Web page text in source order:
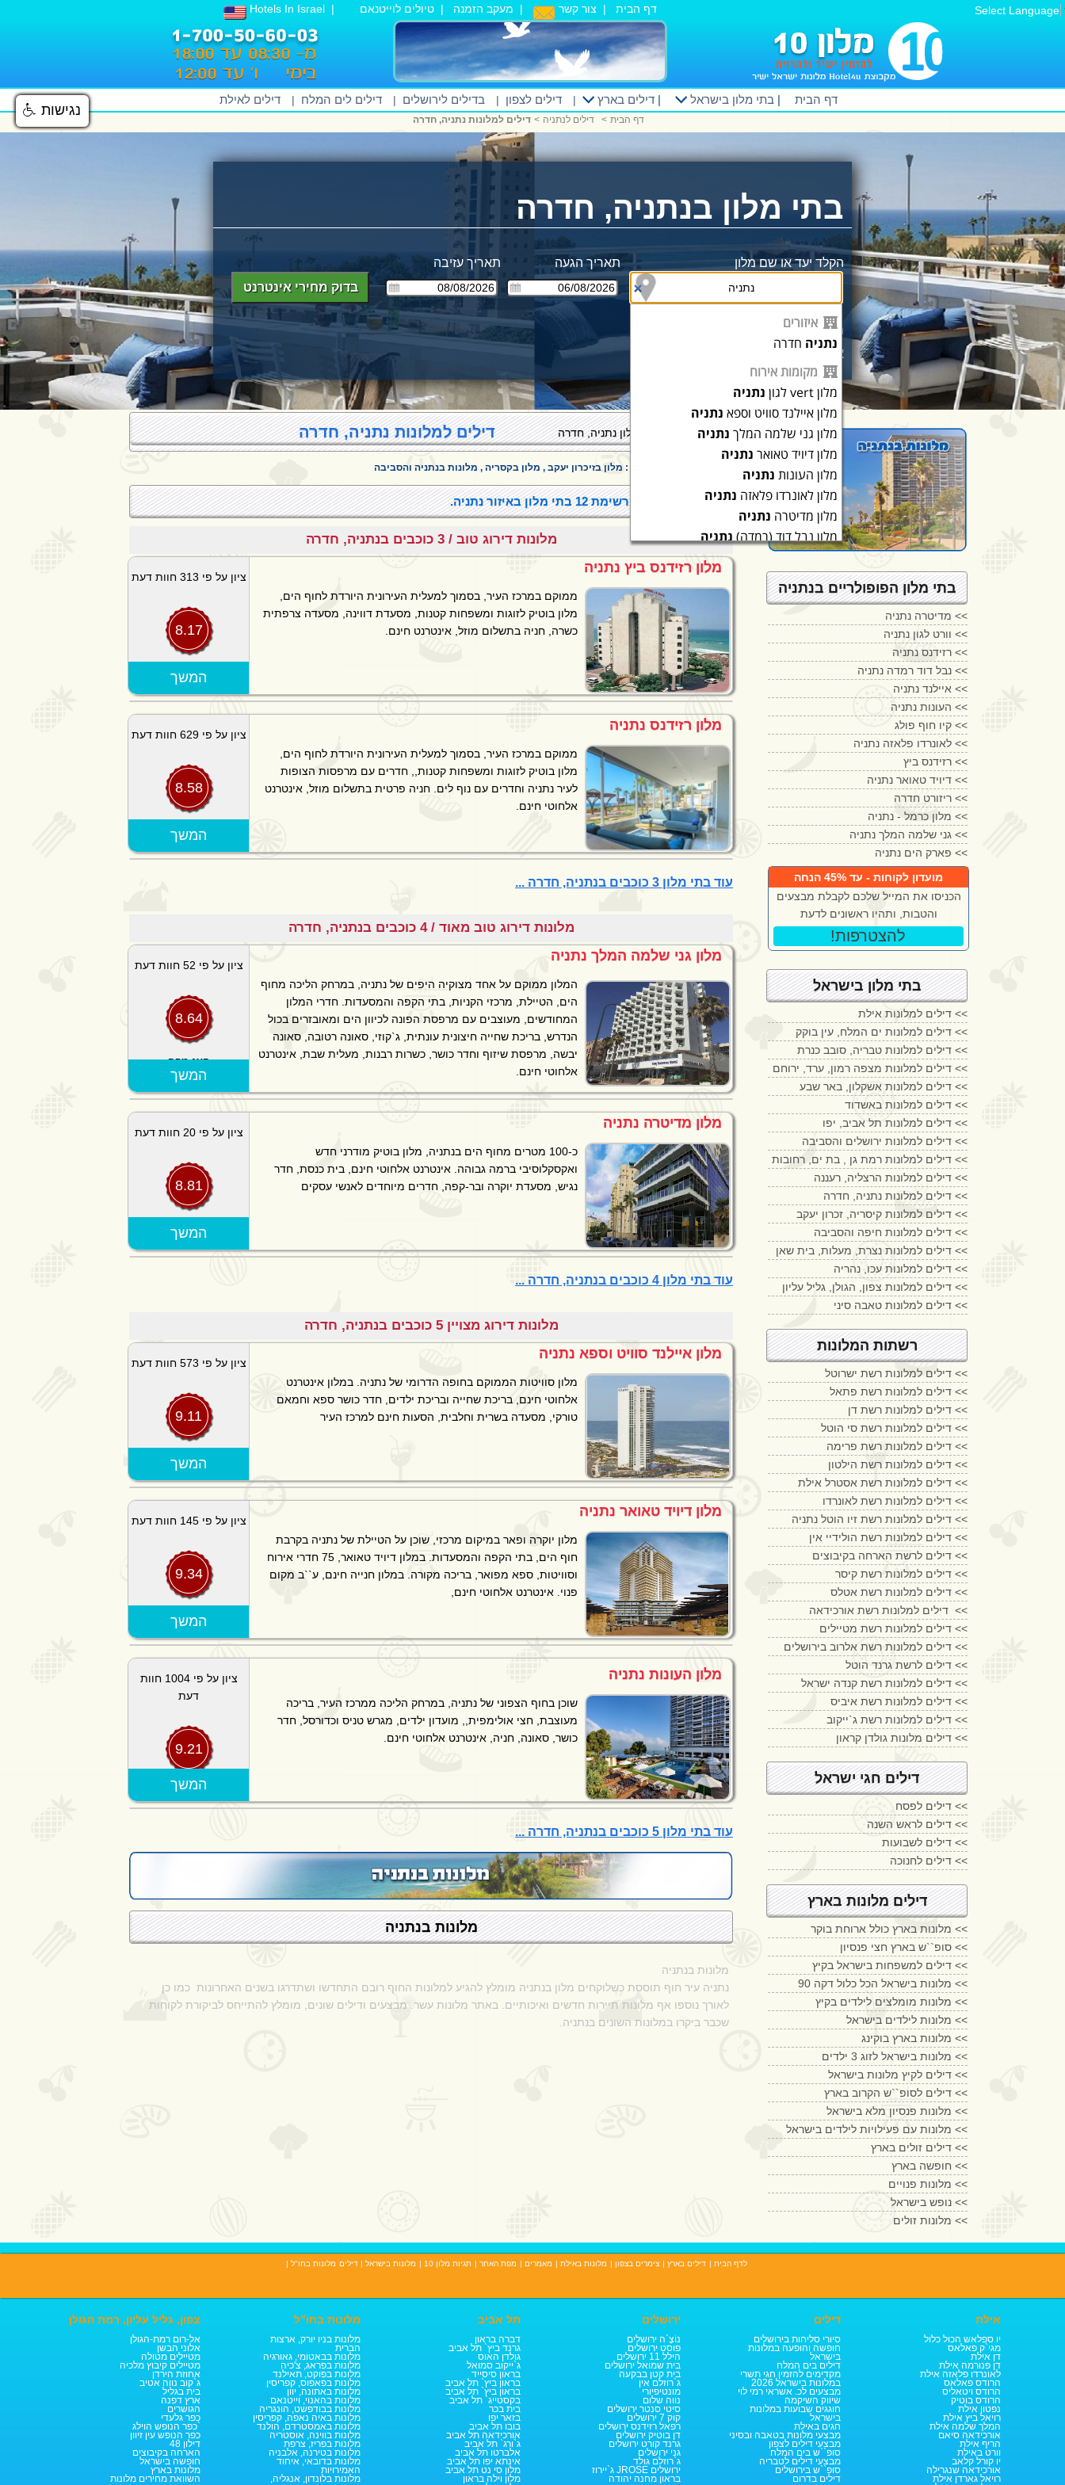
Hotels In Israel| טיולים לוייטנאם| מעקב הזמנה | צור קשר | דף הבית Select Language
דילים לאילת | דילים לים המלח | בדילים לירושלים | דילים לצפון | דילים בארץ | בתי מלון בישראל | דף הבית
דילים למלונות נתניה, חדרה < דילים לנתניה < דף הבית
בתי מלון בנתניה, חדרה
הקלד יעד או שם מלון תאריך הגעה
תאריך עזיבה
בדוק מחירי אינטרנט
מחוייבים למחירים זולים
אצלינו המחירים כוללים מע"מ
מפה בתי מלון נתניה, חדרה דילים למלונות נתניה, חדרה
מלונות בערים בסביבה : מלון בזיכרון יעקב , מלון בקסריה , מלונות בנתניה והסביבה
בתי מלון בנתניה, רשימת 12 בתי מלון באיזור נתניה.
מלונות דירוג טוב / 3 כוכבים בנתניה, חדרה
ציון על פי 313 חוות דעת
8.17
הצג מפה
המשך
מלון רזידנס ביץ נתניה
ממוקם במרכז העיר, בסמוך למעלית העירונית היורדת לחוף הים,
מלון בוטיק לזוגות ומשפחות קטנות, מסעדת דווינה, מסעדה צרפתית
כשרה, חניה בתשלום מוזל, אינטרנט חינם.
ציון על פי 629 חוות דעת
8.58
הצג מפה
המשך
מלון רזידנס נתניה
ממוקם במרכז העיר, בסמוך למעלית העירונית היורדת לחוף הים,
מלון בוטיק לזוגות ומשפחות קטנות,, חדרים עם מרפסות הצופות
לעיר נתניה וחדרים עם נוף לים. חניה פרטית בתשלום מוזל, אינטרנט
אלחוטי חינם.
עוד בתי מלון 3 כוכבים בנתניה, חדרה ...
מלונות דירוג טוב מאוד / 4 כוכבים בנתניה, חדרה
ציון על פי 52 חוות דעת
8.64
הצג מפה
המשך
מלון גני שלמה המלך נתניה
המלון ממוקם על אחד מצוקיה היפים של נתניה, במרחק הליכה מחוף
הים, הטיילת, מרכזי הקניות, בתי הקפה והמסעדות. חדרי המלון
המחודשים, מעוצבים עם מרפסת הפונה לכיוון הים ומאובזרים בכול
הנדרש, בריכת שחייה חיצונית עונתית, ג`קוזי, סאונה רטובה, סאונה
יבשה, מרפסת שיזוף וחדר כושר, כשרות רבנות, מעלית שבת, אינטרנט
אלחוטי חינם.
ציון על פי 20 חוות דעת
8.81
הצג מפה
המשך
מלון מדיטרה נתניה
כ-100 מטרים מחוף הים בנתניה, מלון בוטיק מודרני חדש
ואקסקלוסיבי ברמה גבוהה. אינטרנט אלחוטי חינם, בית כנסת, חדר
נגיש, מסעדת יוקרה ובר-קפה, חדרים מיוחדים לאנשי עסקים
עוד בתי מלון 4 כוכבים בנתניה, חדרה ...
מלונות דירוג מצויין 5 כוכבים בנתניה, חדרה
ציון על פי 573 חוות דעת
9.11
הצג מפה
המשך
מלון איילנד סוויט וספא נתניה
מלון סוויטות הממוקם בחופה הדרומי של נתניה. במלון אינטרנט
אלחוטי חינם, בריכת שחייה ובריכת ילדים, חדר כושר ספא וחמאם
טורקי, מסעדה בשרית וחלבית, הסעות חינם למרכז העיר
ציון על פי 145 חוות דעת
9.34
הצג מפה
המשך
מלון דיויד טאואר נתניה
מלון יוקרה ופאר במיקום מרכזי, שוכן על הטיילת של נתניה בקרבת
חוף הים, בתי הקפה והמסעדות. במלון דיויד טאואר, 75 חדרי אירוח
וסוויטות, ספא מפואר, בריכה מקורה. במלון חנייה חינם, ע``ב מקום
פנוי. אינטרנט אלחוטי חינם,
ציון על פי 1004 חוות
דעת
9.21
הצג מפה
המשך
מלון העונות נתניה
שוכן בחוף הצפוני של נתניה, במרחק הליכה ממרכז העיר, בריכה
מעוצבת, חצי אולימפית,, מועדון ילדים, מגרש טניס וכדורסל, חדר
כושר, סאונה, חניה, אינטרנט אלחוטי חינם.
עוד בתי מלון 5 כוכבים בנתניה, חדרה ...
מלונות בנתניה
מלונות בנתניה
נתניה עיר חוף תוססת כשלוקחים מלון בנתניה מומלץ להגיע למלונות החוף רובם התחדשו ושתדרגו בשנים האחרונות כמו כן
לאורך נוספו אף מלונות תיירות חדשים ואיכותיים. באתר מלונות עשר. מבצעים ודילים שונים, מומלץ להתייחס לביקורת לקוחות
שכבר ביקרו במלונות השונים בנתניה
בתי מלון הפופולריים בנתניה
מדיטרה נתניה <<
וורט לגון נתניה <<
רזידנס נתניה <<
נבל דוד רמדה נתניה <<
איילנד נתניה <<
העונות נתניה <<
קיו חוף פולג <<
לאונרדו פלאזה נתניה <<
רזידנס ביץ <<
דיויד טאואר נתניה <<
ריזורט חדרה <<
מלון כרמל - נתניה <<
גני שלמה המלך נתניה <<
פארק הים נתניה <<
מועדון לקוחות - עד 45% הנחה
הכניסו את המייל שלכם לקבלת מבצעים
והטבות, ותהיו ראשונים לדעת
!להצטרפות
בתי מלון בישראל
דילים למלונות אילת <<
דילים למלונות ים המלח, עין בוקק <<
דילים למלונות טבריה, סובב כנרת <<
דילים למלונות מצפה רמון, ערד, ירוחם <<
דילים למלונות אשקלון, באר שבע <<
דילים למלונות באשדוד <<
דילים למלונות תל אביב, יפו <<
דילים למלונות ירושלים והסביבה <<
דילים למלונות רמת גן , בת ים, רחובות <<
דילים למלונות הרצליה, רעננה <<
דילים למלונות נתניה, חדרה <<
דילים למלונות קיסריה, זכרון יעקב <<
דילים למלונות חיפה והסביבה <<
דילים למלונות נצרת, מעלות, בית שאן <<
דילים למלונות עכו, נהריה <<
דילים למלונות צפון, הגולן, גליל עליון <<
דילים למלונות טאבה סיני <<
רשתות המלונות
דילים למלונות רשת ישרוטל <<
דילים למלונות רשת פתאל <<
דילים למלונות רשת דן <<
דילים למלונות רשת סי הוטל <<
דילים למלונות רשת פרימה <<
דילים למלונות רשת הילטון <<
דילים למלונות רשת אסטרל אילת <<
דילים למלונות רשת לאונרדו <<
דילים למלונות רשת זיו הוטל נתניה <<
דילים למלונות רשת הולידיי אין <<
דילים לרשת הארחה בקיבוצים <<
דילים למלונות רשת קיסר <<
דילים למלונות רשת אטלס <<
דילים למלונות רשת אורכידאה <<
דילים למלונות רשת מטיילים <<
דילים למלונות רשת אלרוב בירושלים <<
דילים לרשת גרנד הוטל <<
דילים למלונות רשת קנדה ישראל <<
דילים למלונות רשת איביס <<
דילים למלונות רשת ג`ייקוב <<
דילים מלונות גולדן קראון <<
דילים חגי ישראל
דילים לפסח <<
דילים לראש השנה <<
דילים לשבועות <<
דילים לחנוכה <<
דילים מלונות בארץ
מלונות בארץ כולל ארוחת בוקר <<
סופ``ש בארץ חצי פנסיון <<
דילים למשפחות בישראל בקיץ <<
מלונות בישראל הכל כלול דקה 90 <<
מלונות מומלצים לילדים בקיץ <<
מלונות לילדים בישראל <<
מלונות בארץ בוקינג <<
מלונות בישראל לזוג 3 ילדים <<
דילים לקיץ מלונות בישראל <<
דילים לסופ``ש הקרוב בארץ <<
מלונות פנסיון מלא בישראל <<
מלונות עם פעילויות לילדים בישראל <<
דילים זולים בארץ <<
חופשה בארץ <<
מלונות פנויים <<
נופש בישראל <<
מלונות זולים <<
לדף הבית | דילים בארץ | צימרים בצפון | מלונות באילת | מאמרים | מפת האתר | תגיות מלון 10 | מלונות בישראל | דילים מלונות בחו"ל |
אילת
יו ספלאש הכול כלול
מגי`ק פאלאס
דן אילת
דן פנורמה אילת
לאונרדו פלאזה אילת
הרודס פאלאס
הרודס ויטאליס
הרודס בוטיק
נפטון אילת
רויאל ביץ אילת
המלך שלמה אילת
אורכידאה סיאם
הריף אילת
וורט באילת
יו קורל קלאב
אורכידאה שנגרילה
רויאל גארדן אילת
דילים
סיורי סליחות בירושלים
חופשה והופעה במלונות
בישראל
דילים בים המלח
מקדימים להזמין חגי תשרי
במלונות בישראל 2026
מבצעים לכ. אשראי רמי לוי
שיווק השיקמה
חוגגים שבועות במלונות
בישראל
חגים באילת
מבצעי מלונות בטאבה ובסיני
מבצעי דילים לצפון
סופ``ש בים המלח
מבצעי דילים לטבריה
סופ``ש בירושלים
דילים בדרום
ירושלים
נוֹצֶ`ה ירושלים
פוסט ירושלים
הילל 11 ירושלים
בית שמואל ירושלים
בית קטן בבקעה
ג`רוזלם אין
מונטיפיורי
נווה שלום
סיטי סנטר ירושלים
קוק 7 ירושלים
רפאל רזידנס ירושלים
דן בוטיק ירושלים
גרנד קורט ירושלים
גני ירושלים
ג`רוזלם גולד
ג`יירוז JROSE ירושלים
בראון מחנה יהודה
תל אביב
דברה בראון
גרנד ביץ` תל אביב
גולדן האוס
ג`ייקוב סמואל
בראון סיסייד
בראון ביץ` תל אביב
בראון ביץ` תל אביב
בקסטייג` תל אביב
בית בכר
בזאר יפו
בובו תל אביב
אורכידאה תל אביב
ג`ורג` תל אביב
אלברטו תל אביב
אינתא יפו תל אביב
מלון סי נט תל אביב
מלון וילה בראון
מלונות בחו"ל
מלונות בניו יורק, ארצות
הברית
מלונות בבאטומי, גאורגיה
מלונות בפראג, צ'כיה
מלונות בפוקט, תאילנד
מלונות בפאפוס, קפריסין
מלונות באתונה, יוון
מלונות בהאנוי, וייטנאם
מלונות בבודפשט, הונגריה
מלונות באיה נאפה, קפריסין
מלונות באמסטרדם, הולנד
מלונות בווינה, אוסטריה
מלונות בפריז, צרפת
מלונות בטירנה, אלבניה
מלונות בדובאי, איחוד
האמירויות
מלונות בלונדון, אנגליה,
צפון, גליל עליון, רמת הגולן
אל-רום רמת-הגולן
אלוני הבשן
מטיילים מטולה
מטיילים קיבוץ מלכיה
אחוזת הירדן
ג`קוב נווה אטיב
בית בגליל
ארץ דפנה
הגושרים
כפר גלעדי
כפר הנופש הוילג`
כפר הנופש עין זיוון
דילון 48
הארחה בקיבוצים
חופשה בישראל
מלונות בארץ
השוואת מחירים מלונות
נגישות
נגישות
איזורים
נתניה חדרה
מקומות אירוח
מלון vert לגון
נתניה
מלון איילנד סוויט וספא נתניה
מלון גני שלמה המלך נתניה
מלון דיויד טאואר נתניה
מלון העונות נתניה
מלון לאונרדו פלאזה נתניה
מלון מדיטרה נתניה
מלון נבל דוד (רמדה)נתניה
מלון סינרגינתניה
מלון רזידנס ביץ
מלון רזידנסנתניה